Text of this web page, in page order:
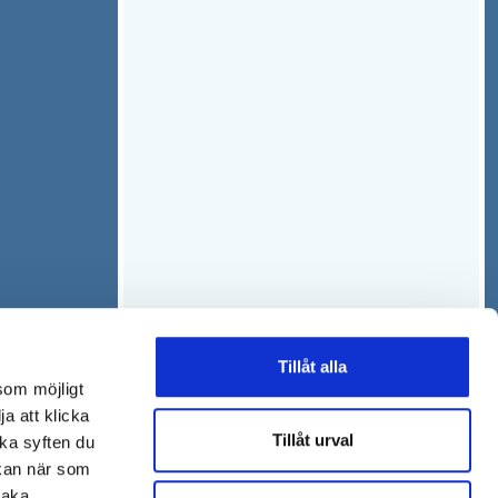
möjligt
att klicka
syften du
när som
Tillåt alla
Tillåt urval